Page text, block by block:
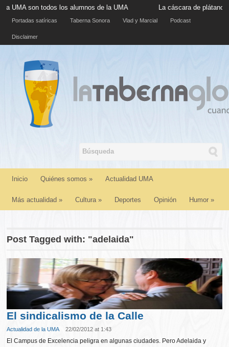
todos los alumnos de la UMA La cáscara de plátano situada
Portadas satíricas Taberna Sonora Vlad y Marcial Podcast
Disclaimer
Inicio Quiénes somos » Actualidad UMA
Más actualidad » Cultura» Deportes Opinión Humor »
Post Tagged with: "adelaida"
El sindicalismo de la Calle
Actualidad de la UMA 22/02/2012 at 1:43
El Campus de Excelencia peligra en algunas ciudades. Pero Adelaida y